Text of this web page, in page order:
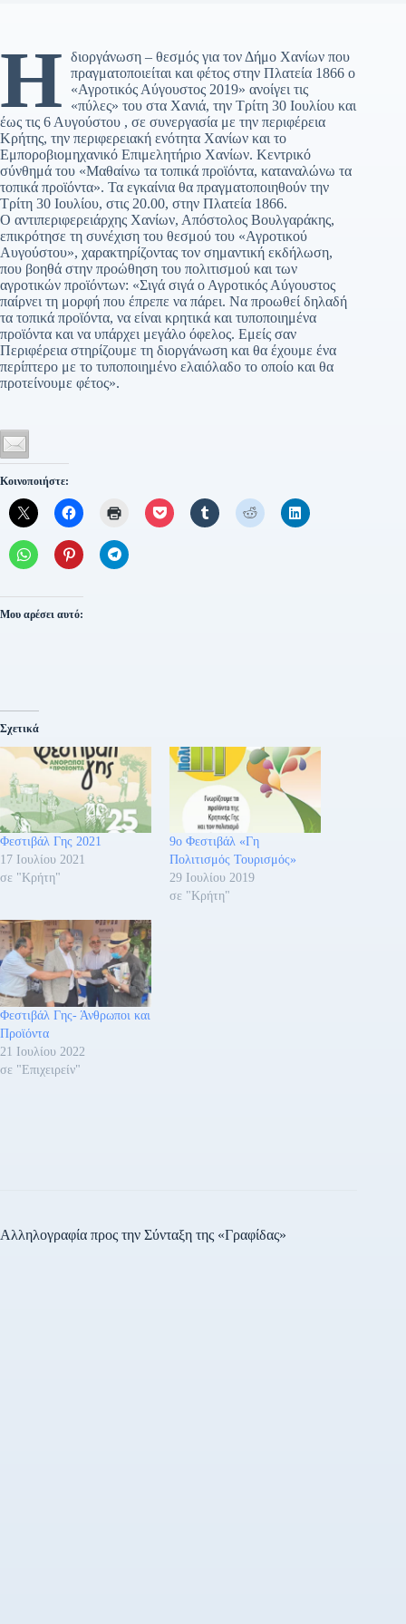
Η διοργάνωση – θεσμός για τον Δήμο Χανίων που
πραγματοποιείται και φέτος στην Πλατεία 1866 ο
«Αγροτικός Αύγουστος 2019» ανοίγει τις
«πύλες» του στα Χανιά, την Τρίτη 30 Ιουλίου και
έως τις 6 Αυγούστου , σε συνεργασία με την περιφέρεια
Κρήτης, την περιφερειακή ενότητα Χανίων και το
Εμποροβιομηχανικό Επιμελητήριο Χανίων. Κεντρικό
σύνθημά του «Μαθαίνω τα τοπικά προϊόντα, καταναλώνω τα
τοπικά προϊόντα». Τα εγκαίνια θα πραγματοποιηθούν την
Τρίτη 30 Ιουλίου, στις 20.00, στην Πλατεία 1866.
Ο αντιπεριφερειάρχης Χανίων, Απόστολος Βουλγαράκης,
επικρότησε τη συνέχιση του θεσμού του «Αγροτικού
Αυγούστου», χαρακτηρίζοντας τον σημαντική εκδήλωση,
που βοηθά στην προώθηση του πολιτισμού και των
αγροτικών προϊόντων: «Σιγά σιγά ο Αγροτικός Αύγουστος
παίρνει τη μορφή που έπρεπε να πάρει. Να προωθεί δηλαδή
τα τοπικά προϊόντα, να είναι κρητικά και τυποποιημένα
προϊόντα και να υπάρχει μεγάλο όφελος. Εμείς σαν
Περιφέρεια στηρίζουμε τη διοργάνωση και θα έχουμε ένα
περίπτερο με το τυποποιημένο ελαιόλαδο το οποίο και θα
προτείνουμε φέτος».
Κοινοποιήστε:
Μου αρέσει αυτό:
Σχετικά
Φεστιβάλ Γης 2021
17 Ιουλίου 2021
σε "Κρήτη"
9ο Φεστιβάλ «Γη
Πολιτισμός Τουρισμός»
29 Ιουλίου 2019
σε "Κρήτη"
Φεστιβάλ Γης- Άνθρωποι και
Προϊόντα
21 Ιουλίου 2022
σε "Επιχειρείν"
Αλληλογραφία προς την Σύνταξη της «Γραφίδας»